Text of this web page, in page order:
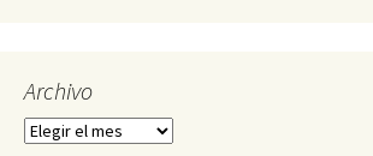
Archivo
Archivo